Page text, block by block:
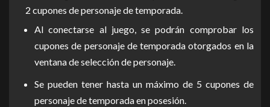
2 cupones de personaje de temporada.
Al conectarse al juego, se podrán comprobar los
cupones de personaje de temporada otorgados en la
ventana de selección de personaje.
Se pueden tener hasta un máximo de 5 cupones de
personaje de temporada en posesión.